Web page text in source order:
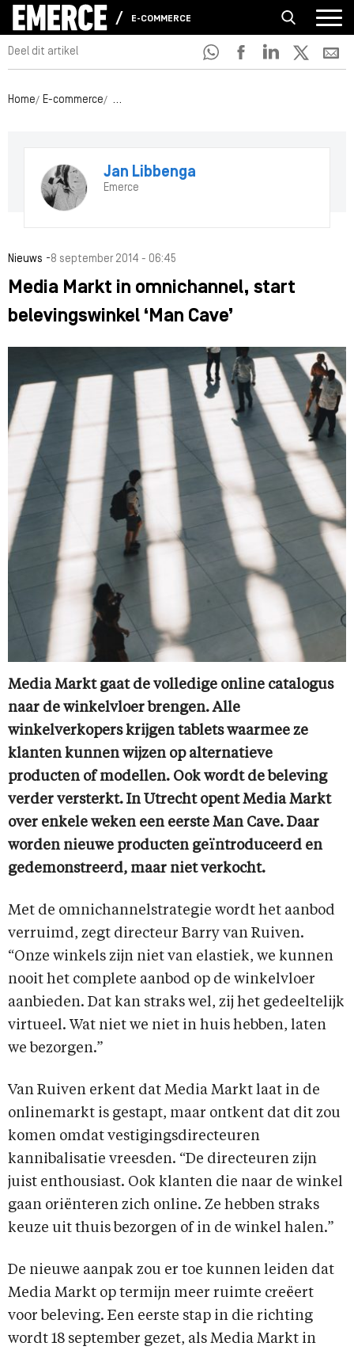
E-COMMERCE
Deel dit artikel
Home E-commerce Media Markt in omnichannel, start belevingswinkel
Jan Libbenga
Emerce
Nieuws -8 september 2014 - 06:45
Media Markt in omnichannel, start
belevingswinkel ‘Man Cave’
Media Markt gaat de volledige online catalogus
naar de winkelvloer brengen. Alle
winkelverkopers krijgen tablets waarmee ze
klanten kunnen wijzen op alternatieve
producten of modellen. Ook wordt de beleving
verder versterkt. In Utrecht opent Media Markt
over enkele weken een eerste Man Cave. Daar
worden nieuwe producten geïntroduceerd en
gedemonstreerd, maar niet verkocht.
Met de omnichannelstrategie wordt het aanbod
verruimd, zegt directeur Barry van Ruiven.
“Onze winkels zijn niet van elastiek, we kunnen
nooit het complete aanbod op de winkelvloer
aanbieden. Dat kan straks wel, zij het gedeeltelijk
virtueel. Wat niet we niet in huis hebben, laten
we bezorgen.”
Van Ruiven erkent dat Media Markt laat in de
onlinemarkt is gestapt, maar ontkent dat dit zou
komen omdat vestigingsdirecteuren
kannibalisatie vreesden. “De directeuren zijn
juist enthousiast. Ook klanten die naar de winkel
gaan oriënteren zich online. Ze hebben straks
keuze uit thuis bezorgen of in de winkel halen.”
De nieuwe aanpak zou er toe kunnen leiden dat
Media Markt op termijn meer ruimte creëert
voor beleving. Een eerste stap in die richting
wordt 18 september gezet, als Media Markt in